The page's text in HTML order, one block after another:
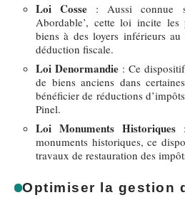
Loi Cosse : Aussi connue
Abordable’, cette loi incite
biens à des loyers inférieurs au
déduction fiscale.
Loi Denormandie: Ce dispositif
de biens anciens dans
bénéficier de réductions
Pinel.
Loi Monuments Historiques
monuments historiques, ce
travaux de restauration des
Optimiser la gestion